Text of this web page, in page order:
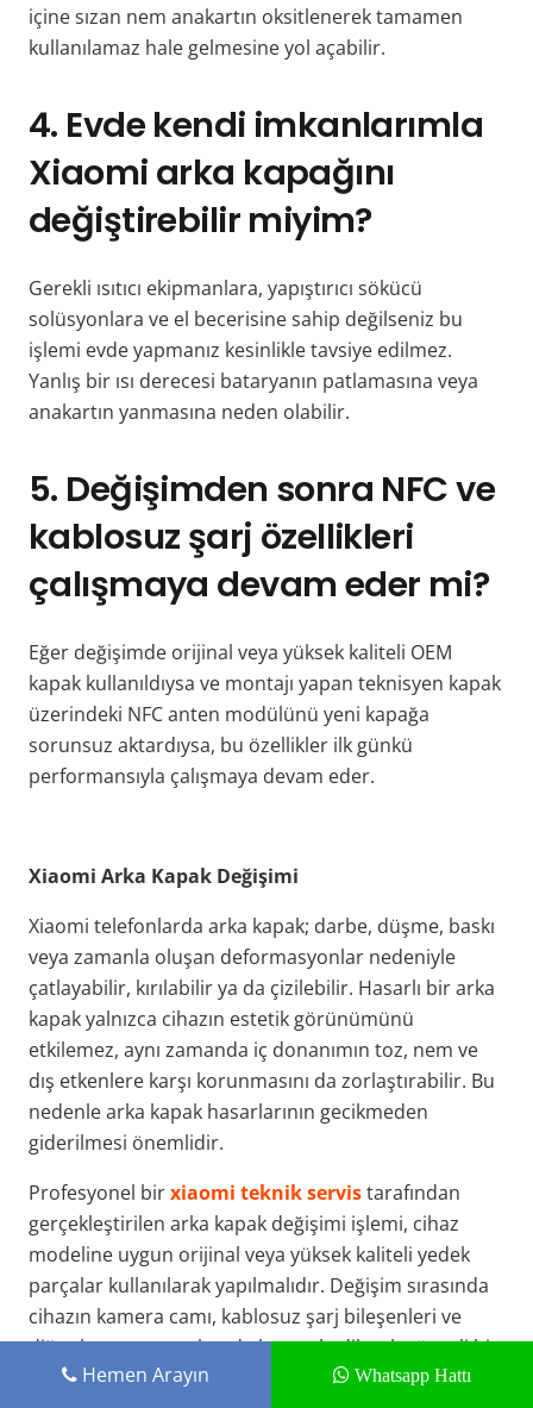
içine sızan nem anakartın oksitlenerek tamamen
kullanılamaz hale gelmesine yol açabilir.
4. Evde kendi imkanlarımla
Xiaomi arka kapağını
değiştirebilir miyim?
Gerekli ısıtıcı ekipmanlara, yapıştırıcı sökücü
solüsyonlara ve el becerisine sahip değilseniz bu
işlemi evde yapmanız kesinlikle tavsiye edilmez.
Yanlış bir ısı derecesi bataryanın patlamasına veya
anakartın yanmasına neden olabilir.
5. Değişimden sonra NFC ve
kablosuz şarj özellikleri
çalışmaya devam eder mi?
Eğer değişimde orijinal veya yüksek kaliteli OEM
kapak kullanıldıysa ve montajı yapan teknisyen kapak
üzerindeki NFC anten modülünü yeni kapağa
sorunsuz aktardıysa, bu özellikler ilk günkü
performansıyla çalışmaya devam eder.
Xiaomi Arka Kapak Değişimi
Xiaomi telefonlarda arka kapak; darbe, düşme, baskı
veya zamanla oluşan deformasyonlar nedeniyle
çatlayabilir, kırılabilir ya da çizilebilir. Hasarlı bir arka
kapak yalnızca cihazın estetik görünümünü
etkilemez, aynı zamanda iç donanımın toz, nem ve
dış etkenlere karşı korunmasını da zorlaştırabilir. Bu
nedenle arka kapak hasarlarının gecikmeden
giderilmesi önemlidir.
Profesyonel birxiaomi teknik servistarafından
gerçekleştirilen arka kapak değişimi işlemi, cihaz
modeline uygun orijinal veya yüksek kaliteli yedek
parçalar kullanılarak yapılmalıdır. Değişim sırasında
cihazın kamera camı, kablosuz şarj bileşenleri ve
diğer hassas parçaları da kontrol edilerek güvenli bir
onarım süreci sağlanır.
Hemen Arayın Whatsapp Hattı